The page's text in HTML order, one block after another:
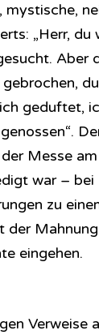
mystische,
„Herr,
Aber
geduftet,
Messe
war –
zu
der
eingehen.
Verweise